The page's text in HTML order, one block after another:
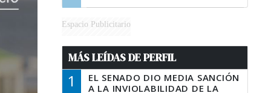
Espacio Publicitario
MÁS LEÍDAS DE PERFIL
1
EL SENADO DIO MEDIA SANCIÓN
A LA INVIOLABILIDAD DE LA